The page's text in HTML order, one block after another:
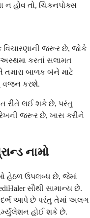
ન હોવ તો, ચિકનપોક્સ
વિચારણાની જરૂર છે, જોકે
કરતાં સલામત
તમારા બાળક બંને માટે
વજન કરશે.
રીતે લઈ શકે છે, પરંતુ
જરૂર છે, ખાસ કરીને
નામો
હેઠળ ઉપલબ્ધ છે, જેમાં
સૌથી સામાન્ય છે.
આપે છે પરંતુ તેમાં અલગ
હોઈ શકે છે.